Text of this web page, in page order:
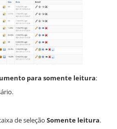
para somente leitura:
de seleção Somente leitura.